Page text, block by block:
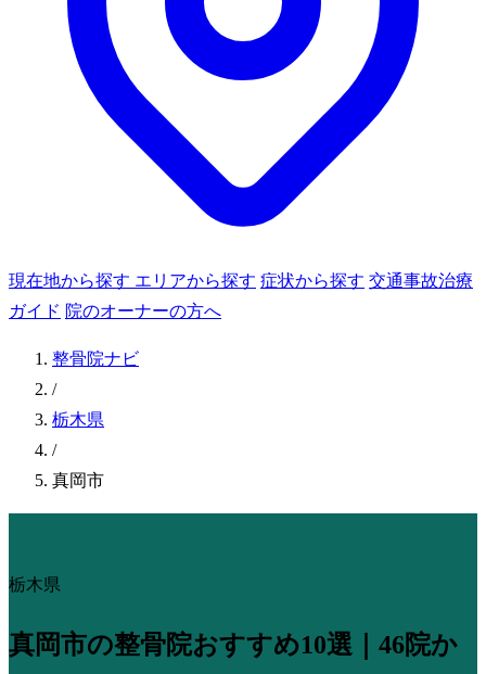
現在地から探す エリアから探す 症状から探す 交通事故治療
ガイド 院のオーナーの方へ
整骨院ナビ
/
栃木県
/
真岡市
栃木県
真岡市の整骨院おすすめ10選｜46院か